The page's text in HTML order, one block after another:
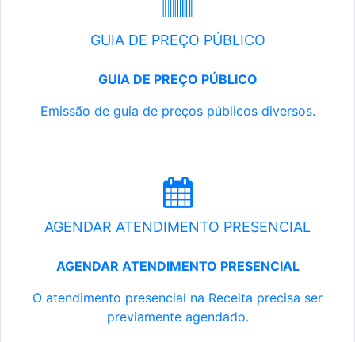
GUIA DE PREÇO PÚBLICO
GUIA DE PREÇO PÚBLICO
Emissão de guia de preços públicos diversos.
AGENDAR ATENDIMENTO PRESENCIAL
AGENDAR ATENDIMENTO PRESENCIAL
O atendimento presencial na Receita precisa ser
previamente agendado.